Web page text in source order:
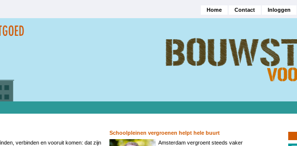
Hoofdnavigatie
Home Contact Inloggen
verbinden en vooruit komen: dat zijn
Schoolpleinen vergroenen helpt hele buurt
Amsterdam vergroent steeds vaker